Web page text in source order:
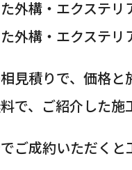
外構・エクステ
外構・エクステリ
見積りで、価格
で、ご紹介した
ご成約いただく